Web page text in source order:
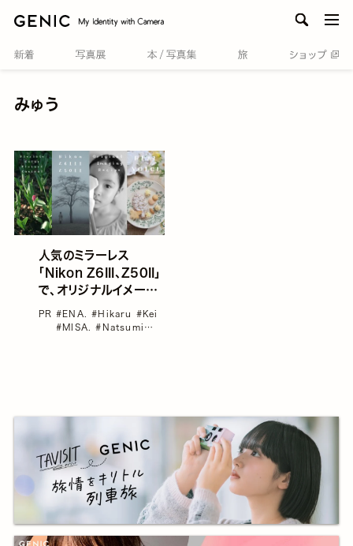
みゅう
人気のミラーレス
「Nikon Z6III、Z50II」
で、オリジナルイメージ
ングレシピにチャレンジ
した10名のリアルボイ
PR #ENA.#Hikaru #Kei
#MISA.#Natsumi